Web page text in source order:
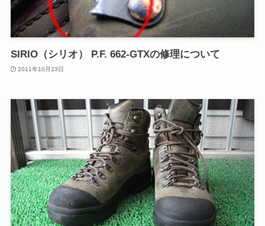
SIRIO（シリオ） P.F. 662-GTXの修理について
2011年10月23日